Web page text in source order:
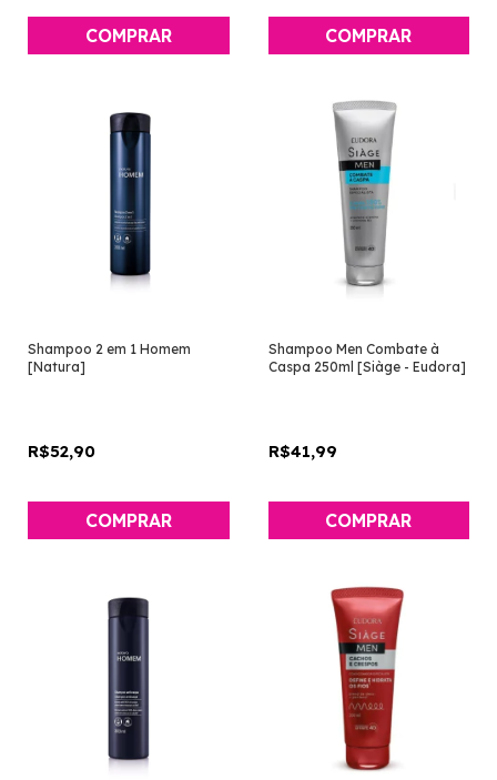
Shampoo 2 em 1 Homem
[Natura]
R$52,90
Shampoo Men Combate à
Caspa 250ml [Siàge - Eudora]
R$41,99